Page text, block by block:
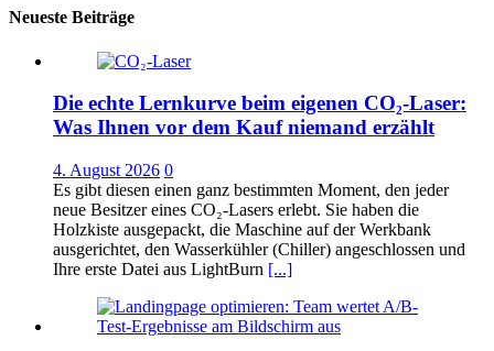
Neueste Beiträge
Die echte Lernkurve beim eigenen CO₂-Laser:
Was Ihnen vor dem Kauf niemand erzählt
4. August 2026 0
Es gibt diesen einen ganz bestimmten Moment, den jeder
neue Besitzer eines CO₂-Lasers erlebt. Sie haben die
Holzkiste ausgepackt, die Maschine auf der Werkbank
ausgerichtet, den Wasserkühler (Chiller) angeschlossen und
Ihre erste Datei aus LightBurn [...]